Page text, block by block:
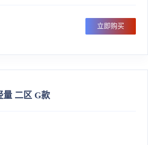
立即购买
量 二区 G款